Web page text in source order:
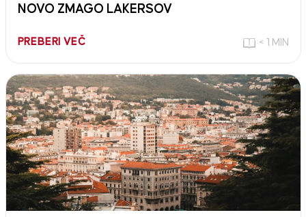
NOVO ZMAGO LAKERSOV
PREBERI VEČ < 1 MIN